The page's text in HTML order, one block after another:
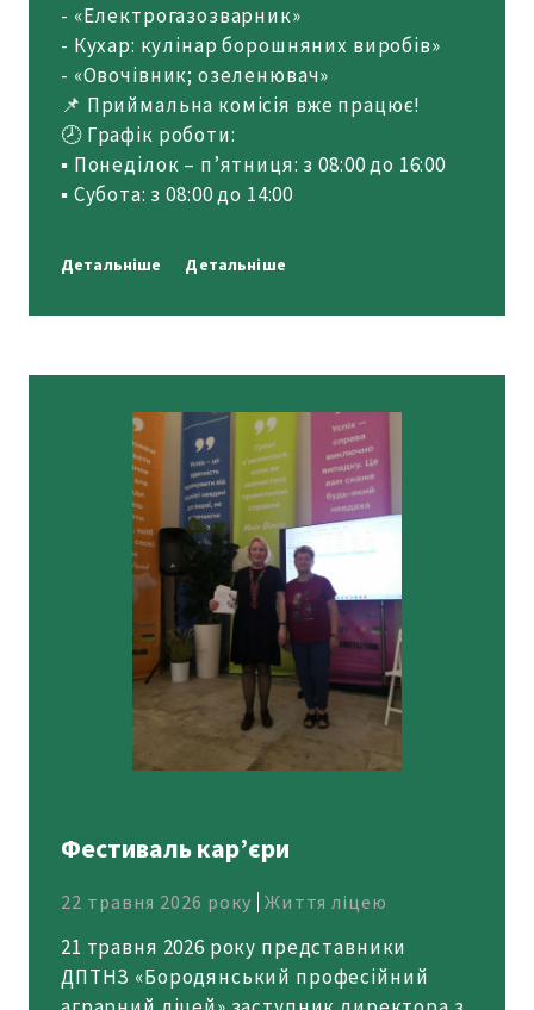
- «Електрогазозварник»
- Кухар: кулінар борошняних виробів»
- «Овочівник; озеленювач»
📌 Приймальна комісія вже працює!
🕗 Графік роботи:
▪️ Понеділок – п’ятниця: з 08:00 до 16:00
▪️ Субота: з 08:00 до 14:00
Детальніше Детальніше
Фестиваль кар’єри
22 травня 2026 року Життя ліцею
21 травня 2026 року представники
ДПТНЗ «Бородянський професійний